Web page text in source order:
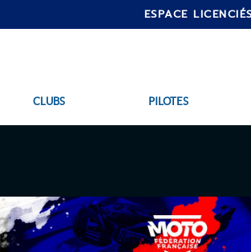
au
ESPACE
CLUBS PILOTES